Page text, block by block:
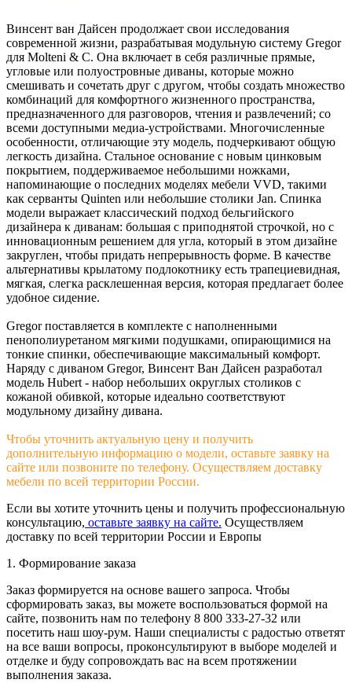
Винсент ван Дайсен продолжает свои исследования
современной жизни, разрабатывая модульную систему Gregor
для Molteni & C. Она включает в себя различные прямые,
угловые или полуостровные диваны, которые можно
смешивать и сочетать друг с другом, чтобы создать множество
комбинаций для комфортного жизненного пространства,
предназначенного для разговоров, чтения и развлечений; со
всеми доступными медиа-устройствами. Многочисленные
особенности, отличающие эту модель, подчеркивают общую
легкость дизайна. Стальное основание с новым цинковым
покрытием, поддерживаемое небольшими ножками,
напоминающие о последних моделях мебели VVD, такими
как серванты Quinten или небольшие столики Jan. Спинка
модели выражает классический подход бельгийского
дизайнера к диванам: большая с приподнятой строчкой, но с
инновационным решением для угла, который в этом дизайне
закруглен, чтобы придать непрерывность форме. В качестве
альтернативы крылатому подлокотнику есть трапециевидная,
мягкая, слегка расклешенная версия, которая предлагает более
удобное сидение.
Gregor поставляется в комплекте с наполненными
пенополиуретаном мягкими подушками, опирающимися на
тонкие спинки, обеспечивающие максимальный комфорт.
Наряду с диваном Gregor, Винсент Ван Дайсен разработал
модель Hubert - набор небольших округлых столиков с
кожаной обивкой, которые идеально соответствуют
модульному дизайну дивана.
Чтобы уточнить актуальную цену и получить
дополнительную информацию о модели, оставьте заявку на
сайте или позвоните по телефону. Осуществляем доставку
мебели по всей территории России.
Если вы хотите уточнить цены и получить профессиональную
консультацию, оставьте заявку на сайте. Осуществляем
доставку по всей территории России и Европы
1. Формирование заказа
Заказ формируется на основе вашего запроса. Чтобы
сформировать заказ, вы можете воспользоваться формой на
сайте, позвонить нам по телефону 8 800 333-27-32 или
посетить наш шоу-рум. Наши специалисты с радостью ответят
на все ваши вопросы, проконсультируют в выборе моделей и
отделке и буду сопровождать вас на всем протяжении
выполнения заказа.